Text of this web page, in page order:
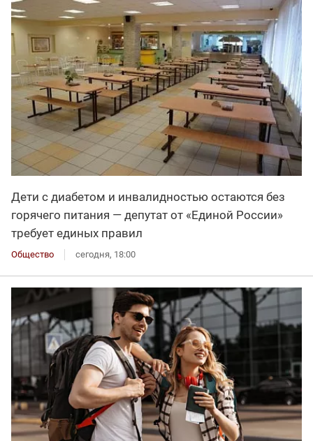
Дети с диабетом и инвалидностью остаются без
горячего питания — депутат от «Единой России»
требует единых правил
Общество сегодня, 18:00